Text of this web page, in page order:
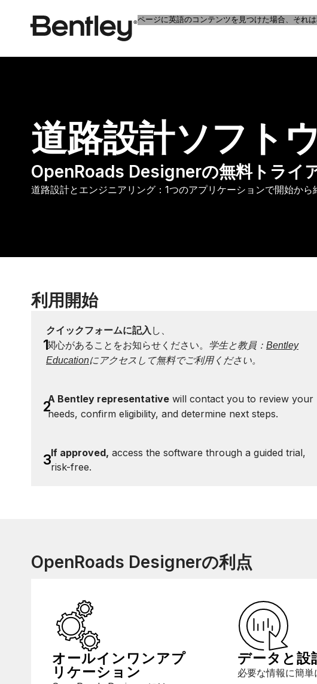
ページに英語のコンテンツを見つけた場合、それ
道路設計ソフト
OpenRoads Designerの無料トライ
道路設計とエンジニアリング：1つのアプリケーションで開始から
利用開始
1
クイックフォームに記入 し、
関心があることをお知らせください。
学生と教員： Bentley
Educationにアクセスして無料でご利用ください。
2A Bentley representativewill contact you to review your
needs, confirm eligibility, and determine next steps.
3If approved, access the software through a guided trial,
risk-free.
OpenRoads Designerの利点
オールインワンアプ
リケーション
データと設
必要な情報に簡